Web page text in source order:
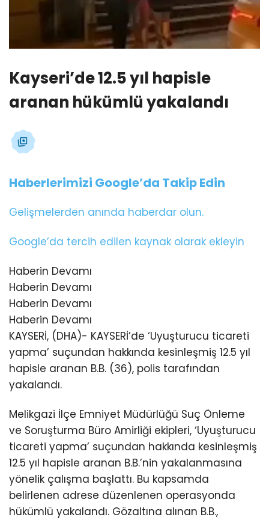
Kayseri’de 12.5 yıl hapisle
aranan hükümlü yakalandı
Haberlerimizi Google’da Takip Edin
Gelişmelerden anında haberdar olun.
Google’da tercih edilen kaynak olarak ekleyin
Haberin Devamı
Haberin Devamı
Haberin Devamı
Haberin Devamı
KAYSERİ, (DHA)- KAYSERİ’de ‘Uyuşturucu ticareti
yapma’ suçundan hakkında kesinleşmiş 12.5 yıl
hapisle aranan B.B. (36), polis tarafından
yakalandı.
Melikgazi İlçe Emniyet Müdürlüğü Suç Önleme
ve Soruşturma Büro Amirliği ekipleri, ‘Uyuşturucu
ticareti yapma’ suçundan hakkında kesinleşmiş
12.5 yıl hapisle aranan B.B.’nin yakalanmasına
yönelik çalışma başlattı. Bu kapsamda
belirlenen adrese düzenlenen operasyonda
hükümlü yakalandı. Gözaltına alınan B.B.,